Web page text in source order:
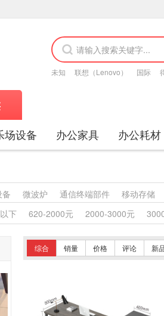
未知 联想（Lenovo） 国际
场设备 办公家具 办公耗材
微波炉 通信终端部件
移动存储
风类
木质屏风类 其他材质架类
木质柜类 其他沙发类 藤沙发类
沙发类
金属骨架沙发类 其他椅凳类
藤制等材料椅凳类
木骨架为主的椅凳类
桌类
钢木床类 色带
喷墨盒
下 620-2000元 2000-3000元
综合 销量 价格 评论 新